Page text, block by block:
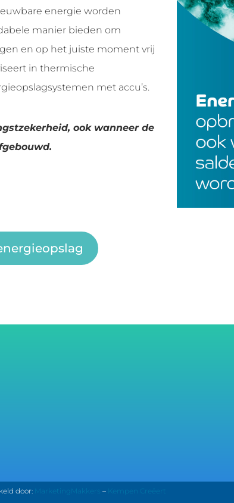
energie worden
manier bieden om
en op het juiste moment vrij
in thermische
met accu’s.
ook wanneer de
door: MarketingMakkers – Kempen Creëert